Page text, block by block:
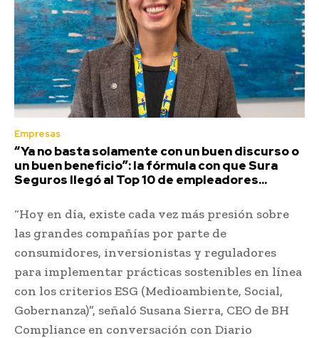
Empresas
“Ya no basta solamente con un buen discurso o
un buen beneficio”: la fórmula con que Sura
Seguros llegó al Top 10 de empleadores...
“Hoy en día, existe cada vez más presión sobre
las grandes compañías por parte de
consumidores, inversionistas y reguladores
para implementar prácticas sostenibles en línea
con los criterios ESG (Medioambiente, Social,
Gobernanza)”, señaló Susana Sierra, CEO de BH
Compliance en conversación con Diario